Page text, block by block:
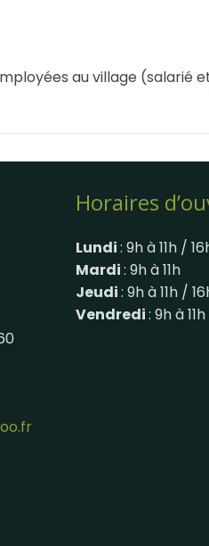
au village (salarié
Horaires
Lundi: 9h à 11h /
Mardi: 9h à 11h
Jeudi: 9h à 11h /
Vendredi: 9h à 11h